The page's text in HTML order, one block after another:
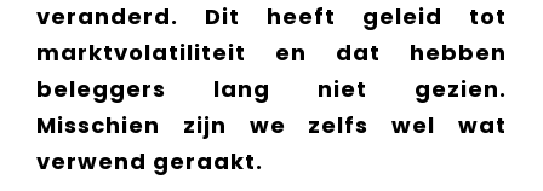
veranderd. Dit heeft geleid tot
marktvolatiliteit en dat hebben
beleggers lang niet gezien.
Misschien zijn we zelfs wel wat
verwend geraakt.